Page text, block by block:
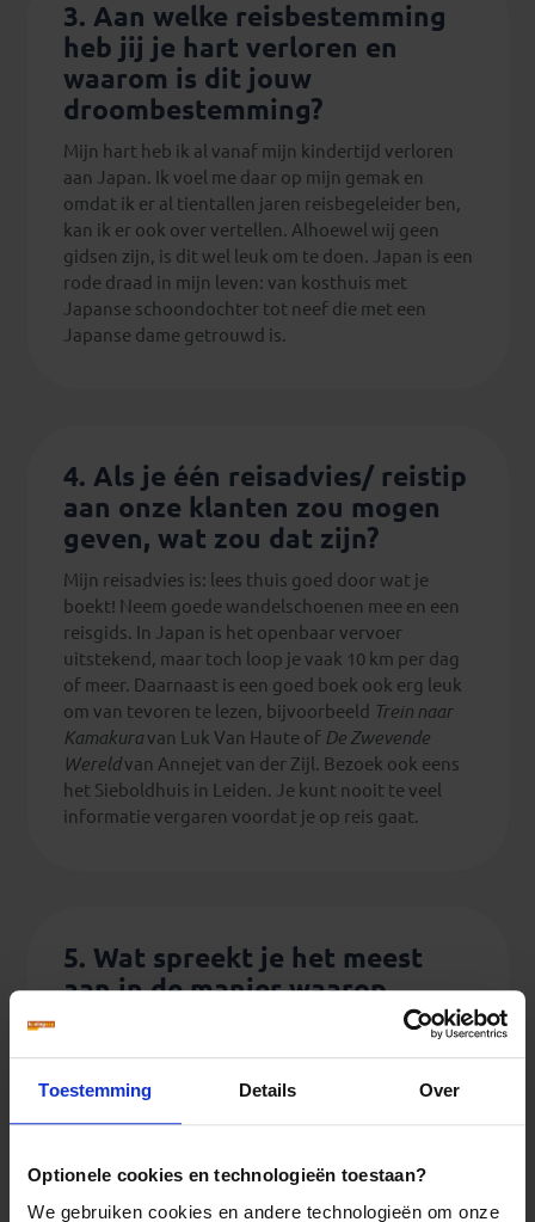
Toestemming Details Over
Optionele cookies en technologieën toestaan?
We gebruiken cookies en andere technologieën om onze
3. Aan welke reisbestemming
heb jij je hart verloren en
waarom is dit jouw
droombestemming?
Mijn hart heb ik al vanaf mijn kindertijd verloren
aan Japan. Ik voel me daar op mijn gemak en
omdat ik er al tientallen jaren reisbegeleider ben,
kan ik er ook over vertellen. Alhoewel wij geen
gidsen zijn, is dit wel leuk om te doen. Japan is een
rode draad in mijn leven: van kosthuis met
Japanse schoondochter tot neef die met een
Japanse dame getrouwd is.
4. Als je één reisadvies/ reistip
aan onze klanten zou mogen
geven, wat zou dat zijn?
Mijn reisadvies is: lees thuis goed door wat je
boekt! Neem goede wandelschoenen mee en een
reisgids. In Japan is het openbaar vervoer
uitstekend, maar toch loop je vaak 10 km per dag
of meer. Daarnaast is een goed boek ook erg leuk
om van tevoren te lezen, bijvoorbeeld Trein naar
Kamakuravan Luk Van Haute of De Zwevende
Wereldvan Annejet van der Zijl. Bezoek ook eens
het Sieboldhuis in Leiden. Je kunt nooit te veel
informatie vergaren voordat je op reis gaat.
5. Wat spreekt je het meest
aan in de manier waarop
organiseert?
Kleine groepjes spreken mij het meest aan. Bij
andere reisorganisaties heb je wel groepen van 25
door Japan reist met het openbaar vervoer. Wij